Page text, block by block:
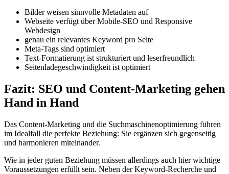
Bilder weisen sinnvolle Metadaten auf
Webseite verfügt über Mobile-SEO und Responsive
Webdesign
genau ein relevantes Keyword pro Seite
Meta-Tags sind optimiert
Text-Formatierung ist strukturiert und leserfreundlich
Seitenladegeschwindigkeit ist optimiert
Fazit: SEO und Content-Marketing gehen
Hand in Hand
Das Content-Marketing und die Suchmaschinenoptimierung führen
im Idealfall die perfekte Beziehung: Sie ergänzen sich gegenseitig
und harmonieren miteinander.
Wie in jeder guten Beziehung müssen allerdings auch hier wichtige
Voraussetzungen erfüllt sein. Neben der Keyword-Recherche und